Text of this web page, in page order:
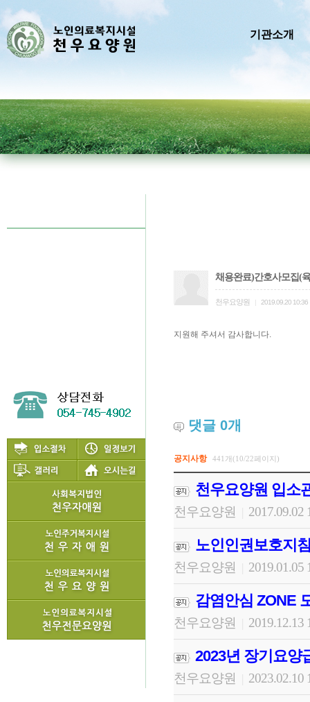
기관소개
채용완료)간호사모집(
천우요양원 2019.09.20 10:36
지원해 주셔서 감사합니다.
댓글 0개
공지사항 441개(10/22페이지)
천우요양원 입소
천우요양원 2017.09.02
노인인권보호지
천우요양원 2019.01.05
감염안심 ZONE
천우요양원 2019.12.13
2023년 장기요양
천우요양원 2023.02.10